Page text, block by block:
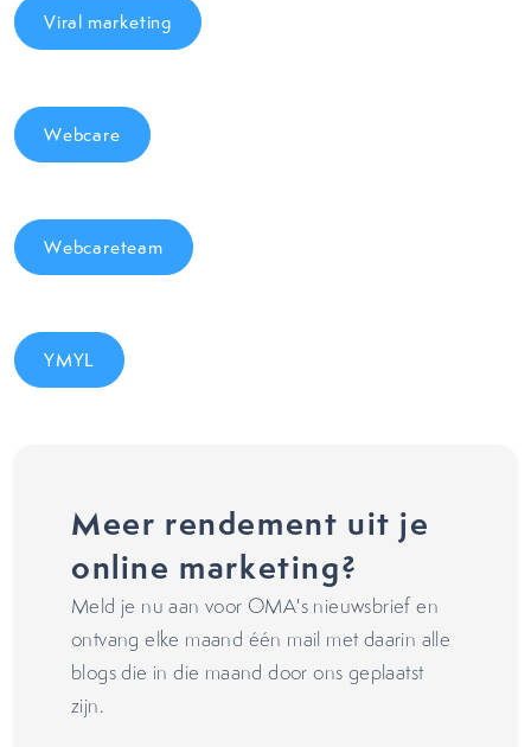
Viral marketing
Webcare
Webcareteam
YMYL
Meer rendement uit je
online marketing?
Meld je nu aan voor OMA's nieuwsbrief en
ontvang elke maand één mail met daarin alle
blogs die in die maand door ons geplaatst
zijn.